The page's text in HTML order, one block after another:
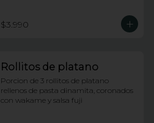
$3.990
Rollitos de platano
Porcion de 3 rollitos de platano
rellenos de pasta dinamita, coronados
con wakame y salsa fuji